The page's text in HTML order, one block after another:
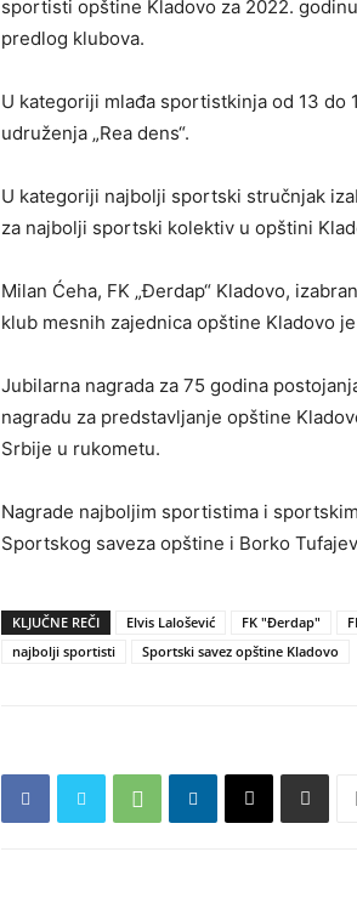
sportisti opštine Kladovo za 2022.
predlog klubova.
U kategoriji mlađa sportistkinja od 13 do
udruženja „Rea dens“.
U kategoriji najbolji sportski stručnjak
za najbolji sportski kolektiv u opštini
Milan Ćeha, FK „Đerdap“ Kladovo,
klub mesnih zajednica opštine Kladovo je
Jubilarna nagrada za 75 godina
nagradu za predstavljanje opštine
Srbije u rukometu.
Nagrade najboljim sportistima i
Sportskog saveza opštine i Borko
KLJUČNE REČI Elvis Lalošević FK "Đerdap"
najbolji sportisti
Sportski savez opštine Kladovo